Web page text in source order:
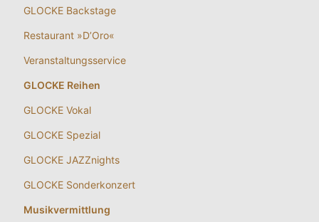
GLOCKE Backstage
Restaurant »D’Oro«
Veranstaltungsservice
GLOCKE Reihen
GLOCKE Vokal
GLOCKE Spezial
GLOCKE JAZZnights
GLOCKE Sonderkonzert
Musikvermittlung